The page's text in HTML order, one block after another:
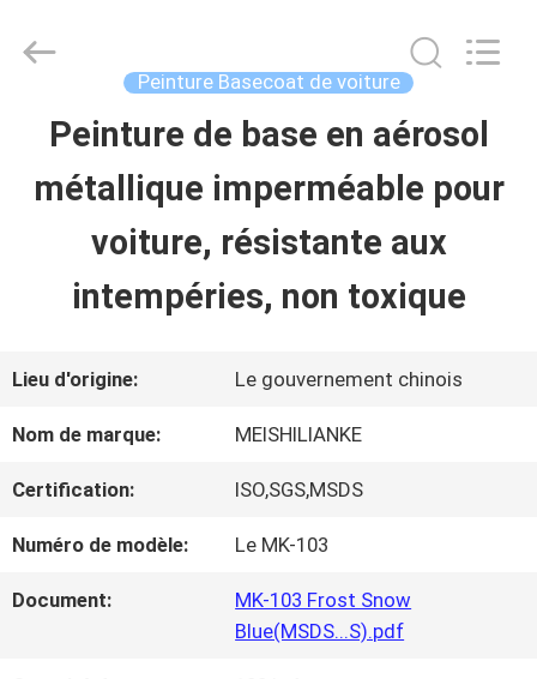
APERÇU
PRODUITS
VIDÉOS
PROPOS
NOUS
Meklon
Peinture Basecoat de voiture
Peinture de base en aérosol
métallique imperméable pour
voiture, résistante aux
intempéries, non toxique
Lieu d'origine: Le gouvernement chinois
Nom de marque: MEISHILIANKE
Certification: ISO,SGS,MSDS
Numéro de modèle: Le MK-103
Document:
MK-103 Frost Snow
Blue(MSDS...S).pdf